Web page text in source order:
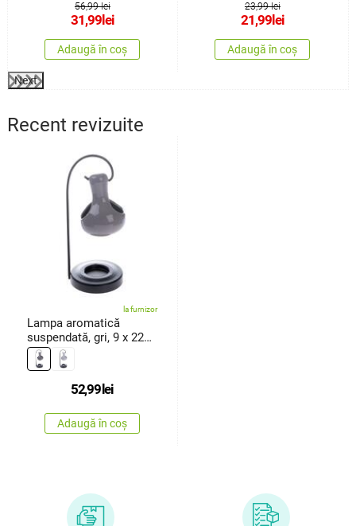
56,99 lei
31,99 lei
Adaugă în coș
23,99 lei
21,99 lei
Adaugă în coș
Next
Recent revizuite
la furnizor
Lampa aromatică
suspendată, gri, 9 x 22
cm
52,99lei
Adaugă în coș